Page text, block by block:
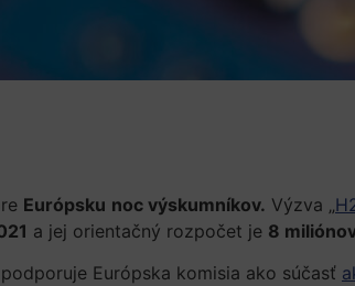
Európsku noc výskumníkov. Výzva „
a jej orientačný rozpočet je 8
podporuje Európska komisia ako súčasť